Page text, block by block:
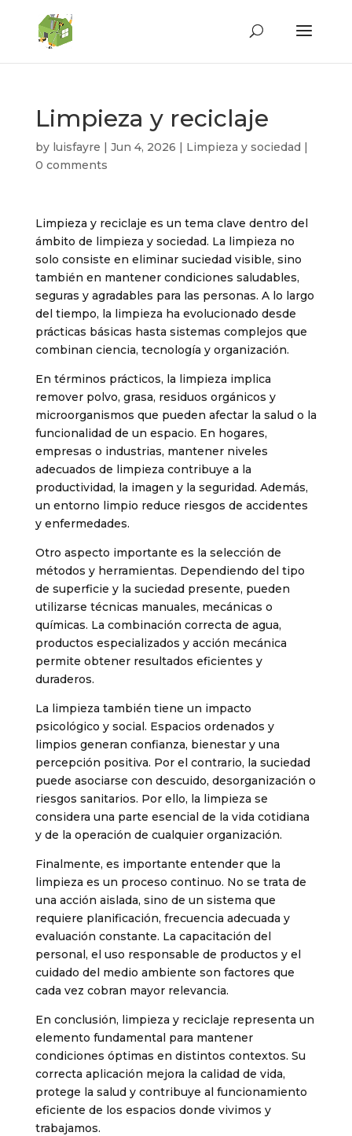
Limpieza y reciclaje
by luisfayre | Jun 4, 2026 | Limpieza y sociedad |
0 comments
Limpieza y reciclaje es un tema clave dentro del
ámbito de limpieza y sociedad. La limpieza no
solo consiste en eliminar suciedad visible, sino
también en mantener condiciones saludables,
seguras y agradables para las personas. A lo largo
del tiempo, la limpieza ha evolucionado desde
prácticas básicas hasta sistemas complejos que
combinan ciencia, tecnología y organización.
En términos prácticos, la limpieza implica
remover polvo, grasa, residuos orgánicos y
microorganismos que pueden afectar la salud o la
funcionalidad de un espacio. En hogares,
empresas o industrias, mantener niveles
adecuados de limpieza contribuye a la
productividad, la imagen y la seguridad. Además,
un entorno limpio reduce riesgos de accidentes
y enfermedades.
Otro aspecto importante es la selección de
métodos y herramientas. Dependiendo del tipo
de superficie y la suciedad presente, pueden
utilizarse técnicas manuales, mecánicas o
químicas. La combinación correcta de agua,
productos especializados y acción mecánica
permite obtener resultados eficientes y
duraderos.
La limpieza también tiene un impacto
psicológico y social. Espacios ordenados y
limpios generan confianza, bienestar y una
percepción positiva. Por el contrario, la suciedad
puede asociarse con descuido, desorganización o
riesgos sanitarios. Por ello, la limpieza se
considera una parte esencial de la vida cotidiana
y de la operación de cualquier organización.
Finalmente, es importante entender que la
limpieza es un proceso continuo. No se trata de
una acción aislada, sino de un sistema que
requiere planificación, frecuencia adecuada y
evaluación constante. La capacitación del
personal, el uso responsable de productos y el
cuidado del medio ambiente son factores que
cada vez cobran mayor relevancia.
En conclusión, limpieza y reciclaje representa un
elemento fundamental para mantener
condiciones óptimas en distintos contextos. Su
correcta aplicación mejora la calidad de vida,
protege la salud y contribuye al funcionamiento
eficiente de los espacios donde vivimos y
trabajamos.